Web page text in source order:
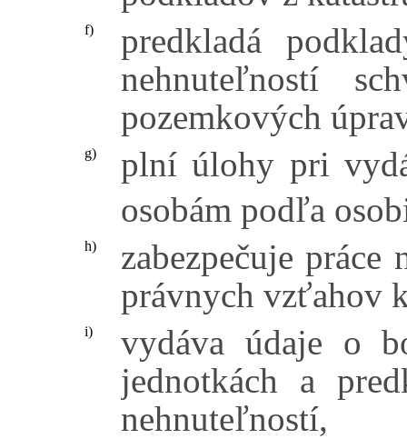
f)
predkladá
nehnuteľností
pozemkových
g)
plní úlohy pri
osobám podľa
h)
zabezpečuje
právnych vzťahov
i)
vydáva údaje o
jednotkách a
nehnuteľností,